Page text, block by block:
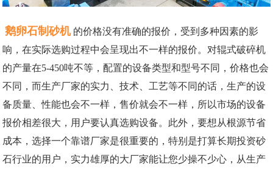
鹅卵石制砂机 的价格没有准确的报价，受到多种因素的影
响，在实际选购过程中会呈现出不一样的报价。对辊式破碎机
的产量在5-450吨不等，配置的设备类型和型号不同，价格也会
不同，而生产厂家的实力、技术、工艺等不同的话，生产的设
备质量、性能也会不一样，售价就会不一样，所以市场的设备
报价相差很大，用户要认真选购设备。此外，要想从根源节省
成本，选择一个靠谱厂家是很重要的，特别是打算长期投资砂
石行业的用户，实力雄厚的大厂家能让您少操不少心，从生产